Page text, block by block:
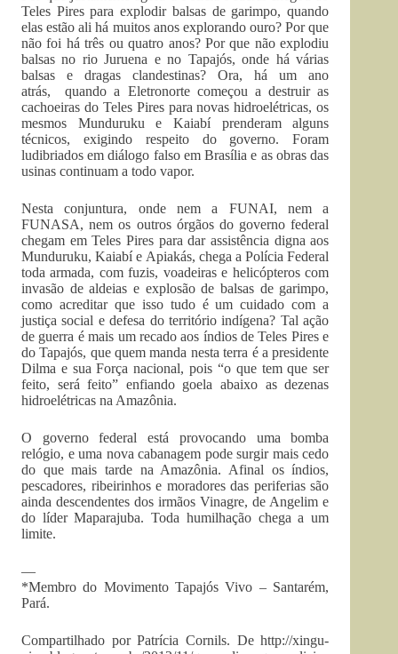
Teles Pires para explodir balsas de garimpo, quando
elas estão ali há muitos anos explorando ouro? Por que
não foi há três ou quatro anos? Por que não explodiu
balsas no rio Juruena e no Tapajós, onde há várias
balsas e dragas clandestinas? Ora, há um ano
atrás, quando a Eletronorte começou a destruir as
cachoeiras do Teles Pires para novas hidroelétricas, os
mesmos Munduruku e Kaiabí prenderam alguns
técnicos, exigindo respeito do governo. Foram
ludibriados em diálogo falso em Brasília e as obras das
usinas continuam a todo vapor.
Nesta conjuntura, onde nem a FUNAI, nem a
FUNASA, nem os outros órgãos do governo federal
chegam em Teles Pires para dar assistência digna aos
Munduruku, Kaiabí e Apiakás, chega a Polícia Federal
toda armada, com fuzis, voadeiras e helicópteros com
invasão de aldeias e explosão de balsas de garimpo,
como acreditar que isso tudo é um cuidado com a
justiça social e defesa do território indígena? Tal ação
de guerra é mais um recado aos índios de Teles Pires e
do Tapajós, que quem manda nesta terra é a presidente
Dilma e sua Força nacional, pois “o que tem que ser
feito, será feito” enfiando goela abaixo as dezenas
hidroelétricas na Amazônia.
O governo federal está provocando uma bomba
relógio, e uma nova cabanagem pode surgir mais cedo
do que mais tarde na Amazônia. Afinal os índios,
pescadores, ribeirinhos e moradores das periferias são
ainda descendentes dos irmãos Vinagre, de Angelim e
do líder Maparajuba. Toda humilhação chega a um
limite.
—
*Membro do Movimento Tapajós Vivo – Santarém,
Pará.
Compartilhado por Patrícia Cornils. De http://xingu-